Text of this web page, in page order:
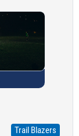
Trail Blazers